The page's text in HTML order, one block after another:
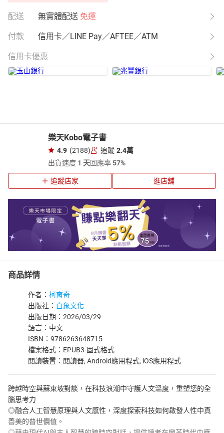
配送 無實體配送 免運
付款 信用卡／LINE Pay／AFTEE／ATM
信用卡優惠
樂天Kobo電子書
4.9 (2188) 追蹤 2.4萬
出貨速度 1 天回應率57%
追蹤店家 逛店舖
商品詳情
作者： 柯育奇
出版社： 白象文化
出版日期：2026/03/29
語言：中文
ISBN：9786263648715
檔案格式：EPUB3-固式格式
閱讀裝置：閱讀器, Android應用程式, iOS應用程式
跨越時空與蘇東坡對談，在科技浪潮中守護人文溫度，重塑您的全
腦思考力
◎融合人工智慧原理與人文感性，深度探索科技如何啟發人性中真
善美的普世價值。